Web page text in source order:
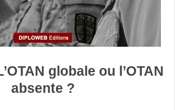
globale ou l’OTAN
absente ?